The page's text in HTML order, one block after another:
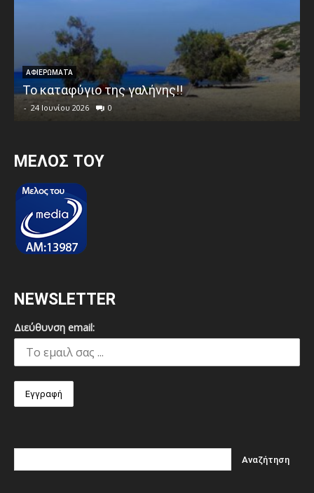
ΑΦΙΕΡΩΜΑΤΑ
Το καταφύγιο της γαλήνης!!
- 24 Ιουνίου 2026 0
MEΛΟΣ ΤΟΥ
NEWSLETTER
Διεύθυνση email: